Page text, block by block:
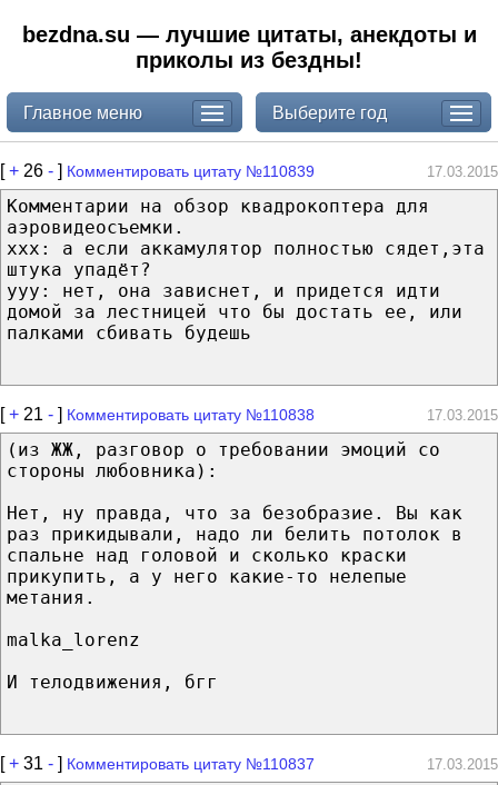
bezdna.su — лучшие цитаты, анекдоты и
приколы из бездны!
Главное меню Выберите год
[+ 26 - ] Комментировать цитату №110839 17.03.2015
Комментарии на обзор квадрокоптера для
аэровидеосъемки.
xxx: а если аккамулятор полностью сядет,эта
штука упадёт?
yyy: нет, она зависнет, и придется идти
домой за лестницей что бы достать ее, или
палками сбивать будешь
[+ 21 - ] Комментировать цитату №110838 17.03.2015
(из ЖЖ, разговор о требовании эмоций со
стороны любовника):
Нет, ну правда, что за безобразие. Вы как
раз прикидывали, надо ли белить потолок в
спальне над головой и сколько краски
прикупить, а у него какие-то нелепые
метания.
malka_lorenz
И телодвижения, бгг
[+ 31 - ] Комментировать цитату №110837 17.03.2015